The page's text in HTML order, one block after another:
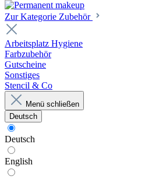
Zur Kategorie Zubehör
Arbeitsplatz Hygiene
Farbzubehör
Gutscheine
Sonstiges
Stencil & Co
Menü schließen
Deutsch
Deutsch
English